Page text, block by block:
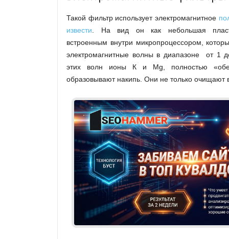
Такой фильтр использует электромагнитное
извести . На вид он как небольшая
встроенным внутри микропроцессором,
электромагнитные волны в диапазоне от
этих волн ионы К и Mg, полностью
образовывают накипь. Они не только очищают